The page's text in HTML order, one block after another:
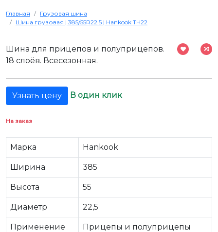
Главная
Грузовая шина
Шина грузовая | 385/55R22.5 | Hankook TH22
Шина для прицепов и полуприцепов.
18 слоёв. Всесезонная.
Узнать цену В один клик
На заказ
Марка Hankook
Ширина 385
Высота 55
Диаметр 22,5
Применение Прицепы и полуприцепы